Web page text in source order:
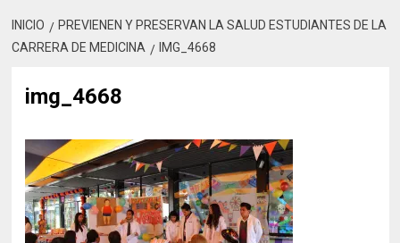
INICIO
PREVIENEN Y PRESERVAN LA SALUD ESTUDIANTES DE LA
CARRERA DE MEDICINA
IMG_4668
img_4668